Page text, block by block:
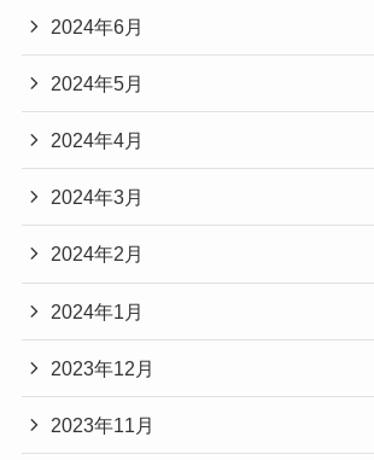
2024年6月
2024年5月
2024年4月
2024年3月
2024年2月
2024年1月
2023年12月
2023年11月